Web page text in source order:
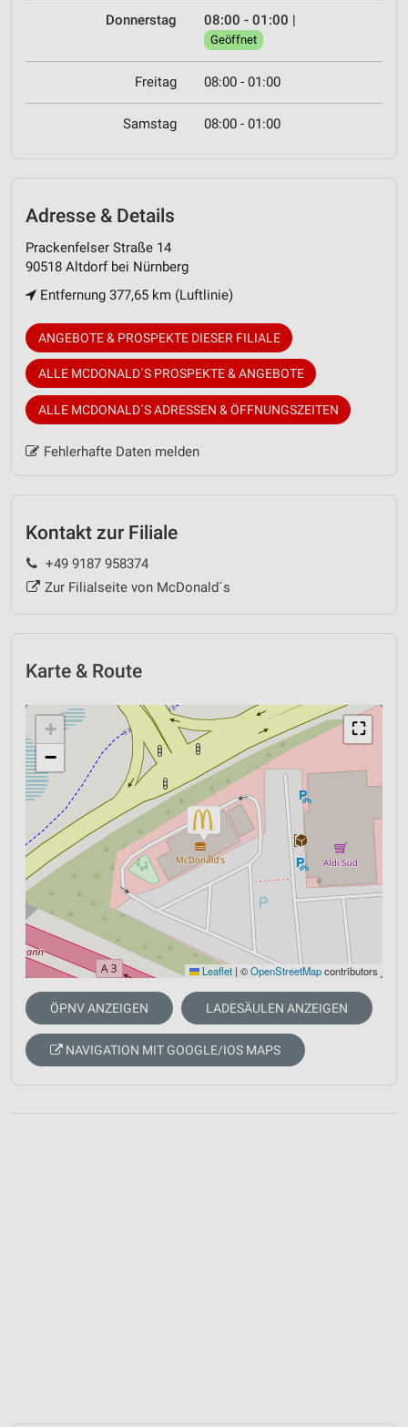
Donnerstag 08:00 - 01:00 |
Geöffnet
Freitag 08:00 - 01:00
Samstag 08:00 - 01:00
Adresse & Details
Prackenfelser Straße 14
90518 Altdorf bei Nürnberg
Entfernung 377,65 km (Luftlinie)
ANGEBOTE & PROSPEKTE DIESER FILIALE
ALLE MCDONALD´S PROSPEKTE & ANGEBOTE
ALLE MCDONALD´S ADRESSEN & ÖFFNUNGSZEITEN
Fehlerhafte Daten melden
Kontakt zur Filiale
+49 9187 958374
Zur Filialseite von McDonald´s
Karte & Route
⛶
+
−
Leaflet | ©OpenStreetMapcontributors
ÖPNV ANZEIGEN LADESÄULEN ANZEIGEN
NAVIGATION MIT GOOGLE/IOS MAPS